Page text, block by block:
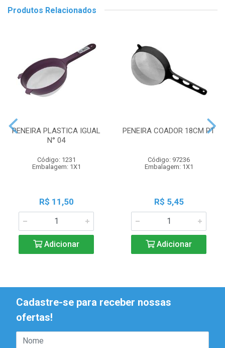
Produtos Relacionados
PENEIRA PLASTICA IGUAL
N° 04
Código: 1231
Embalagem: 1X1
R$ 11,50
Adicionar
PENEIRA COADOR 18CM PT
Código: 97236
Embalagem: 1X1
R$ 5,45
Adicionar
Cadastre-se para receber nossas
ofertas!